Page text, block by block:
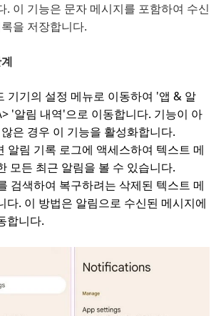
. 이 기능은 문자 메시지를 포함하여 수신
을 저장합니다.
기기의 설정 메뉴로 이동하여 '앱 & 알
'알림 내역'으로 이동합니다. 기능이 아
은 경우 이 기능을 활성화합니다.
알림 기록 로그에 액세스하여 텍스트 메
모든 최근 알림을 볼 수 있습니다.
검색하여 복구하려는 삭제된 텍스트 메
다. 이 방법은 알림으로 수신된 메시지에
합니다.